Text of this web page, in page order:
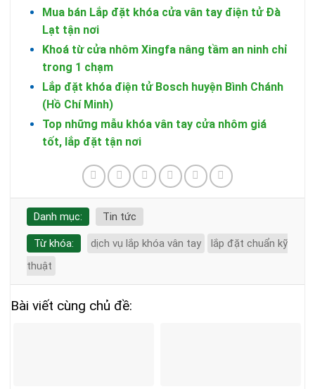
Mua bán Lắp đặt khóa cửa vân tay điện tử Đà
Lạt tận nơi
Khoá từ cửa nhôm Xingfa nâng tầm an ninh chỉ
trong 1 chạm
Lắp đặt khóa điện tử Bosch huyện Bình Chánh
(Hồ Chí Minh)
Top những mẫu khóa vân tay cửa nhôm giá
tốt, lắp đặt tận nơi
Danh mục: Tin tức
Từ khóa: dịch vụ lắp khóa vân tay
lắp đặt chuẩn kỹ
thuật
Bài viết cùng chủ đề: